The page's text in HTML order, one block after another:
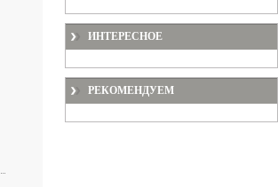
ИНТЕРЕСНОЕ
РЕКОМЕНДУЕМ